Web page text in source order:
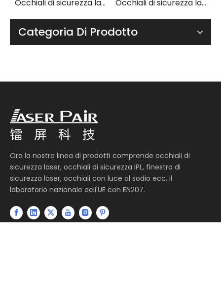
Categoria Di Prodotto
Ora la nostra linea di prodotti comprende occhiali di
sicurezza laser, occhiali di sicurezza IPL, finestra di
sicurezza laser, occhiali con luce al sodio ecc. il
laboratorio nazionale dell'UE con EN207.